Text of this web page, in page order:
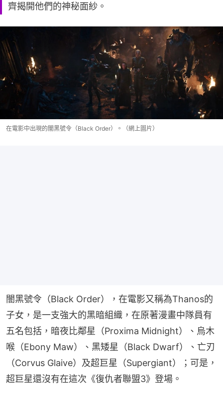
齊揭開他們的神秘面紗。
在電影中出現的闇黑號令（Black Order）。（網上圖片）
闇黑號令（Black Order），在電影又稱為Thanos的
子女，是一支強大的黑暗組織，在原著漫畫中隊員有
五名包括，暗夜比鄰星（Proxima Midnight）、烏木
喉（Ebony Maw）、黑矮星（Black Dwarf）、亡刃
（Corvus Glaive）及超巨星（Supergiant）；可是，
超巨星還沒有在這次《復仇者聯盟3》登場。